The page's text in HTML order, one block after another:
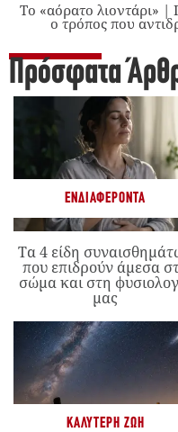
Το «αόρατο λιοντάρι» |
ο τρόπος που
Πρόσφατα
ΕΝΔΙΑΦΈΡΟΝΤΑ
Τα 4 είδη
που επιδρούν άμεσα
σώμα και στη
μας
ΚΑΛΎΤΕΡΗ ΖΩΉ